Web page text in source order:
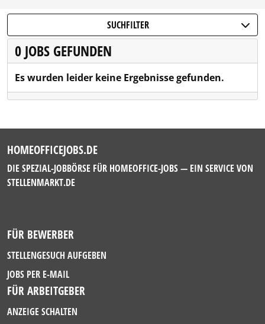
SUCHFILTER
0 JOBS GEFUNDEN
Es wurden leider keine Ergebnisse gefunden.
HOMEOFFICEJOBS.DE
DIE SPEZIAL-JOBBÖRSE FÜR HOMEOFFICE-JOBS — EIN SERVICE VON
STELLENMARKT.DE
FÜR BEWERBER
STELLENGESUCH AUFGEBEN
JOBS PER E-MAIL
FÜR ARBEITGEBER
ANZEIGE SCHALTEN